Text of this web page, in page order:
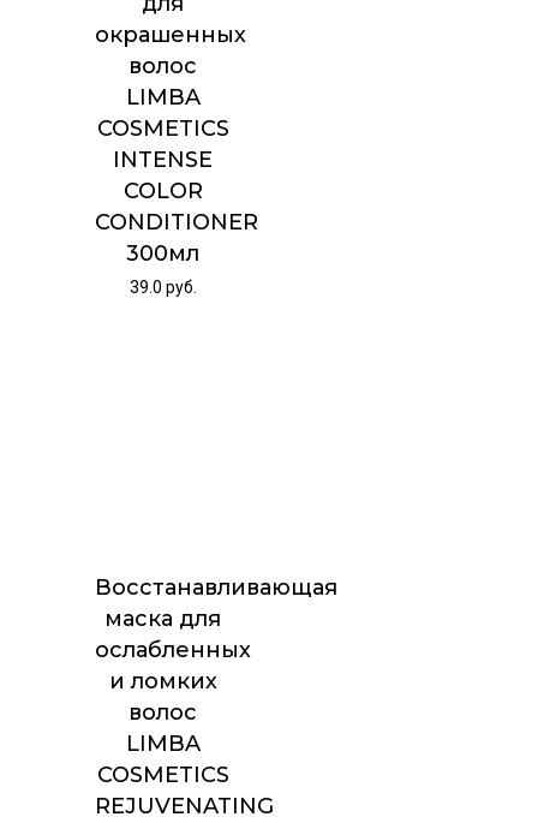
окрашенных
волос
LIMBA
COSMETICS
INTENSE
COLOR
CONDITIONER
300мл
39.0 руб.
Восстанавливающая
маска для
ослабленных
и ломких
волос
LIMBA
COSMETICS
REJUVENATING